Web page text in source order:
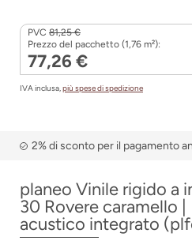
PVC 81,25 €
Prezzo del pacchetto (1,76 m²):
77,26 €
IVA inclusa,più spese di spedizione
2% di sconto per il pagamento
planeo Vinile rigido a
30 Rovere caramello
acustico integrato